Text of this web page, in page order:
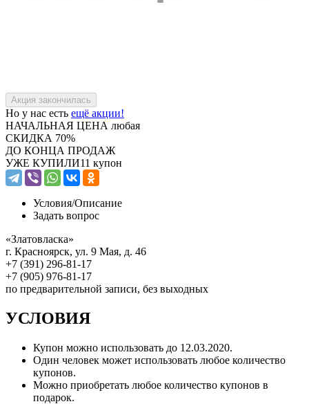
Но у нас есть ещё акции!
НАЧАЛЬНАЯ ЦЕНА любая
СКИДКА 70%
ДО КОНЦА ПРОДАЖ
УЖЕ КУПИЛИ11 купон
Условия/Описание
Задать вопрос
«Златовласка»
г. Красноярск, ул. 9 Мая, д. 46
+7 (391) 296-81-17
+7 (905) 976-81-17
по предварительной записи, без выходных
УСЛОВИЯ
Купон можно использовать до 12.03.2020.
Один человек может использовать любое количество
купонов.
Можно приобретать любое количество купонов в
подарок.